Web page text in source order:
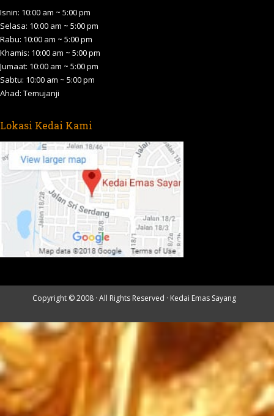
in
new
window
in
new
window
in
new
window
in
new
window
in
new
window
Isnin: 10:00 am ~ 5:00 pm
Selasa: 10:00 am ~ 5:00 pm
Rabu: 10:00 am ~ 5:00 pm
Khamis: 10:00 am ~ 5:00 pm
Jumaat: 10:00 am ~ 5:00 pm
Sabtu: 10:00 am ~ 5:00 pm
Ahad: Temujanji
Lokasi Kedai Kami
Copyright © 2008 · All Rights Reserved · Kedai Emas Sayang